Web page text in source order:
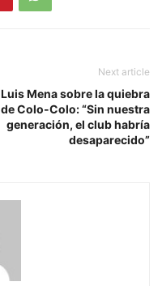
Next article
Luis Mena sobre la quiebra
de Colo-Colo: “Sin nuestra
generación, el club habría
desaparecido”